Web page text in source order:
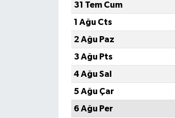
31 Tem Cum
1 Ağu Cts
2 Ağu Paz
3 Ağu Pts
4 Ağu Sal
5 Ağu Çar
6 Ağu Per